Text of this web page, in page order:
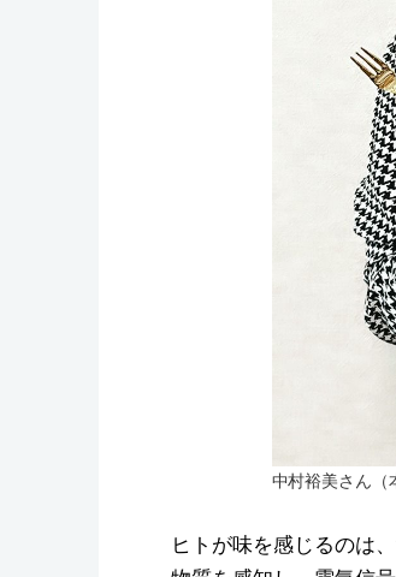
中村裕美さん（
ヒトが味を感じるのは